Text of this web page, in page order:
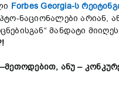
Forbes Georgia-ს
ნაციონალები არიან,
მანდატი
–მეთოდებით, ანუ –